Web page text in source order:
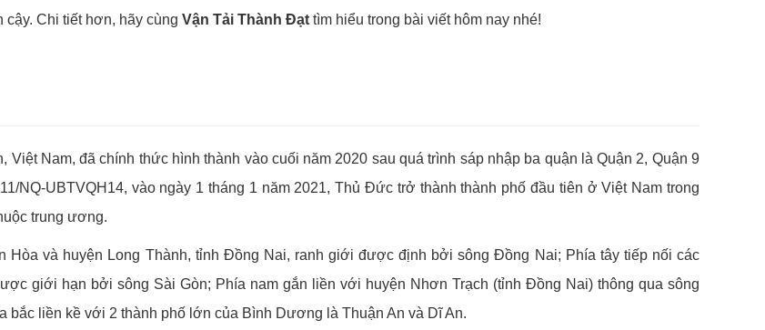
cậy. Chi tiết hơn, hãy cùng Vận Tải Thành Đạt tìm hiểu trong bài viết hôm nay nhé!
Việt Nam, đã chính thức hình thành vào cuối năm 2020 sau quá trình sáp nhập ba quận là Quận 2, Quận 9
NQ-UBTVQH14, vào ngày 1 tháng 1 năm 2021, Thủ Đức trở thành thành phố đầu tiên ở Việt Nam trong
trung ương.
và huyện Long Thành, tỉnh Đồng Nai, ranh giới được định bởi sông Đồng Nai; Phía tây tiếp nối các
giới hạn bởi sông Sài Gòn; Phía nam gắn liền với huyện Nhơn Trạch (tỉnh Đồng Nai) thông qua sông
liền kề với 2 thành phố lớn của Bình Dương là Thuận An và Dĩ An.